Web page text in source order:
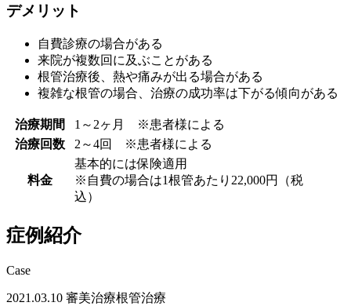
デメリット
自費診療の場合がある
来院が複数回に及ぶことがある
根管治療後、熱や痛みが出る場合がある
複雑な根管の場合、治療の成功率は下がる傾向がある
治療期間
1～2ヶ月 ※患者様による
治療回数
2～4回 ※患者様による
料金
基本的には保険適用
※自費の場合は1根管あたり22,000円（税
込）
症例紹介
Case
2021.03.10 審美治療根管治療